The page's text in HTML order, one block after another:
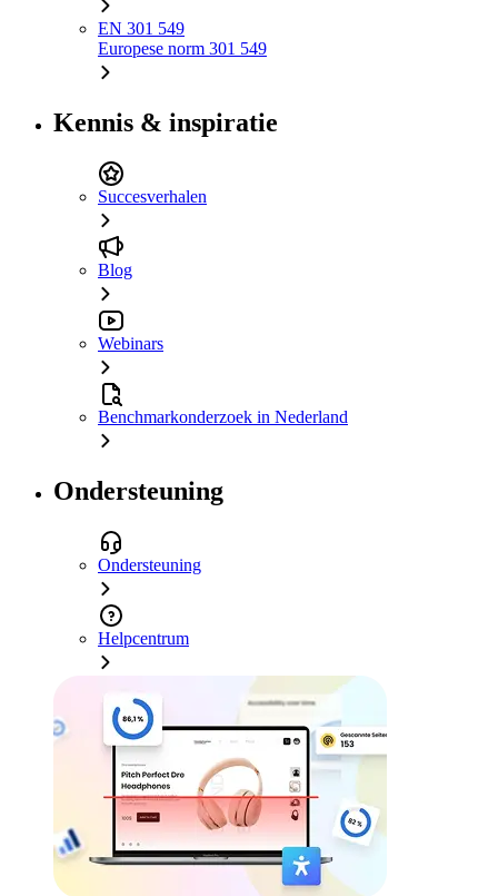
EN 301 549
Europese norm 301 549
Kennis & inspiratie
Succesverhalen
Blog
Webinars
Benchmarkonderzoek in Nederland
Ondersteuning
Ondersteuning
Helpcentrum